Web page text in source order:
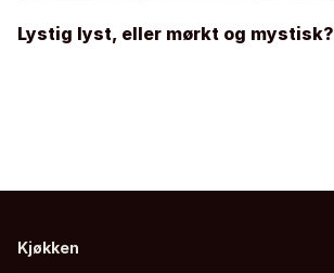
Lystig lyst, eller mørkt og mystisk?
Kjøkken